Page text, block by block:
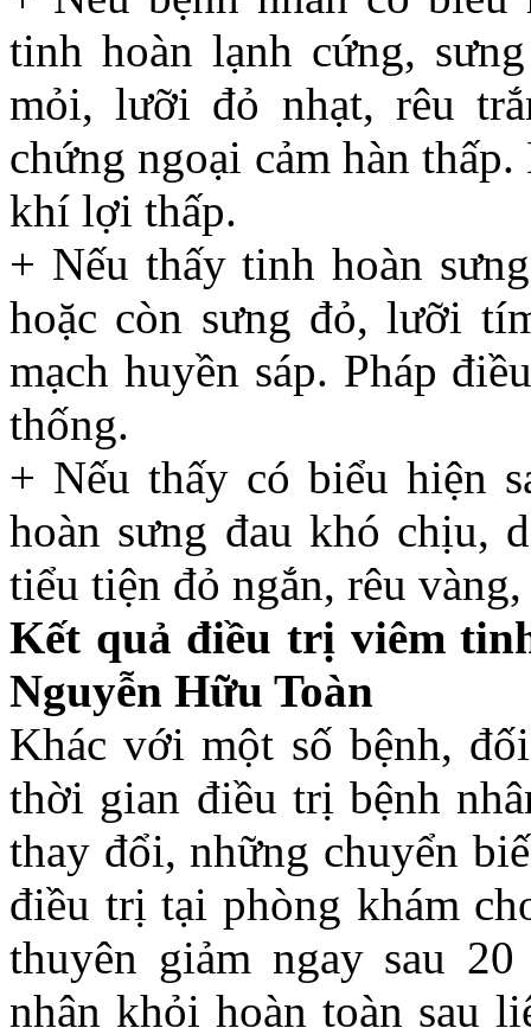
tinh hoàn lạnh cứng,
mỏi, lưỡi đỏ nhạt, rêu
chứng ngoại cảm hàn
khí lợi thấp.
+ Nếu thấy tinh hoàn
hoặc còn sưng đỏ, lưỡi
mạch huyền sáp. Pháp
thống.
+ Nếu thấy có biểu hiện
hoàn sưng đau khó chịu,
tiểu tiện đỏ ngắn, rêu
Kết quả điều trị viêm
Nguyễn Hữu Toàn
Khác với một số bệnh,
thời gian điều trị bệnh
thay đổi, những chuyển
điều trị tại phòng khám
thuyên giảm ngay sau
nhân khỏi hoàn toàn sau